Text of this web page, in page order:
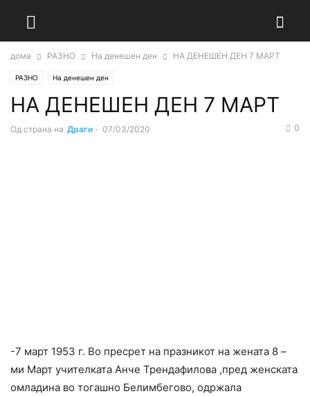
дома РАЗНО На денешен ден НА ДЕНЕШЕН ДЕН 7 МАРТ
РАЗНО На денешен ден
НА ДЕНЕШЕН ДЕН 7 МАРТ
Од страна на Драги - 07/03/2020 0
-7 март 1953 г. Во пресрет на празникот на жената 8 –
ми Март учителката Анче Трендафилова ,пред женската
омладина во тогашно Белимбегово, одржала